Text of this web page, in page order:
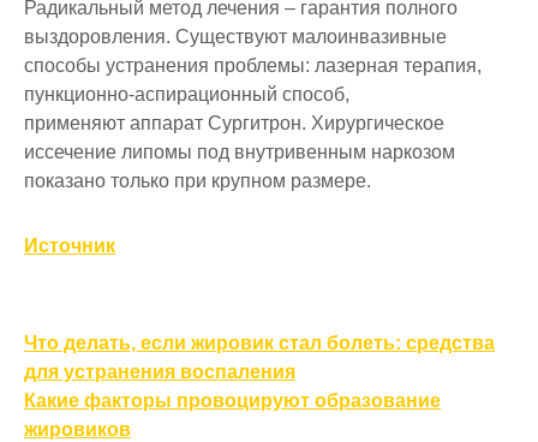
Радикальный метод лечения – гарантия полного
выздоровления. Существуют малоинвазивные
способы устранения проблемы: лазерная терапия,
пункционно-аспирационный способ,
применяют аппарат Сургитрон. Хирургическое
иссечение липомы под внутривенным наркозом
показано только при крупном размере.
Источник
Навигация
по
записям
Что делать, если жировик стал болеть: средства
для устранения воспаления
Какие факторы провоцируют образование
жировиков